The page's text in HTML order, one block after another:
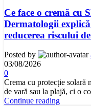
Ce face o cremă cu
Dermatologii
reducerea riscului
Posted by
03/08/2026
0
Crema cu protecție solară
de vară sau la plajă, ci o
Continue reading